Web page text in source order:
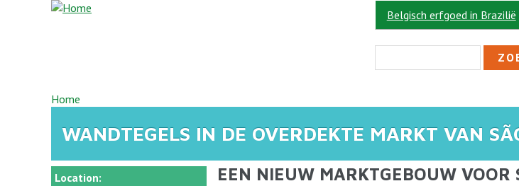
Overslaan en naar de inhoud gaan Belgisch erfgoed in Brazilië
U BENT HIER
Home
WANDTEGELS IN DE OVERDEKTE MARKT VAN
Location:
EEN NIEUW MARKTGEBOUW VOOR